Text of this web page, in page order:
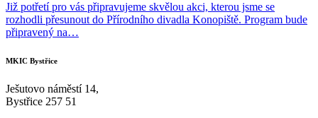
Již potřetí pro vás připravujeme skvělou akci, kterou jsme se
rozhodli přesunout do Přírodního divadla Konopiště. Program bude
připravený na…
MKIC Bystřice
Ješutovo náměstí 14,
Bystřice 257 51